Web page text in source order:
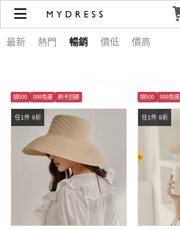
Hat 帽子 | MYDRESS 時裳韓風
最新 熱門 暢銷 價低 價高
任1件 9折
領500 999免運 刷卡回饋
任1件 9折
領500 999免運